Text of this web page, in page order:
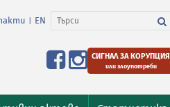
EN
СИГНАЛ ЗА КОРУПЦИЯ
или злоупотреби